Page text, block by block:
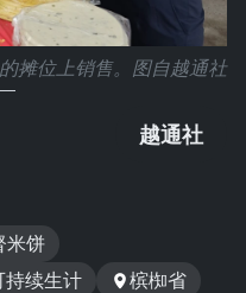
摊位上销售。图自越通社
越通社
米饼
持续生计 槟椥省